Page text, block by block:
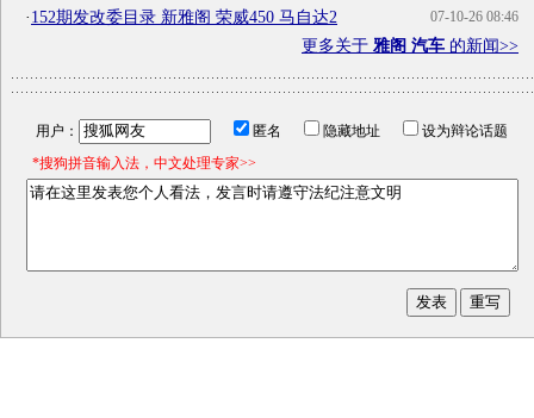
07-10-26 08:46
·152期发改委目录 新雅阁 荣威450 马自达2
更多关于 雅阁 汽车 的新闻>>
用户： 匿名 隐藏地址
设为辩论话题
*搜狗拼音输入法，中文处理专家>>